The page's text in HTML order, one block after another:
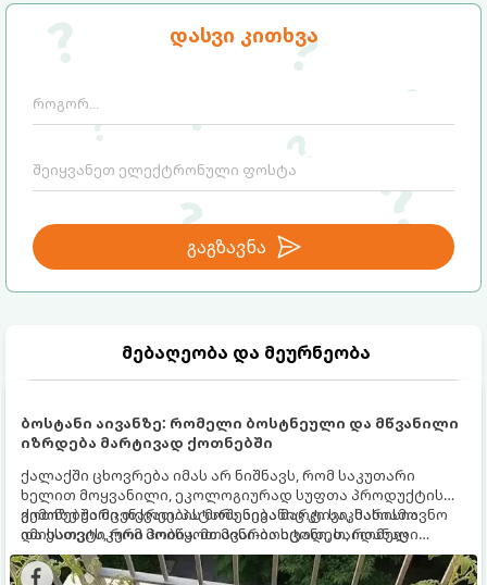
დასვი კითხვა
გაგზავნა
მებაღეობა და მეურნეობა
ბოსტანი აივანზე: რომელი ბოსტნეული და მწვანილი
იზრდება მარტივად ქოთნებში
ქალაქში ცხოვრება იმას არ ნიშნავს, რომ საკუთარი
ხელით მოყვანილი, ეკოლოგიურად სუფთა პროდუქტის
გემოზე უარი თქვათ. პატარა აივანიც კი საკმარისია
იმისათვის, რომ მოიწყოთ მინი-ბოსტანი, საიდანაც
ყოველდღიურად ახალ, არომატულ მწვანილსა და
ბოსტნეულს მოკრეფთ.
ქოთნებში მცენარეების მოშენება მარტივი, სასიამოვნო
და ესთეტიკური ჰობია. მთავარია იცოდეთ, რომელი
კულტურები ეგუებიან ქოთნის პირობებს ყველაზე კარგად
და როგორ მოუაროთ მათ სწორად.